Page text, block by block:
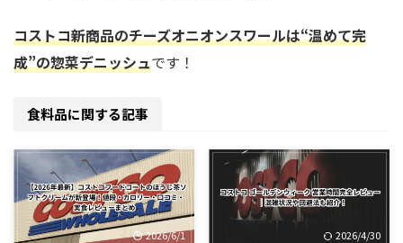
コストコ新商品のチーズオニオンスワールは“温めて完
成”の惣菜デニッシュです！
食料品に関する記事
2026/6/1 2026/4/30